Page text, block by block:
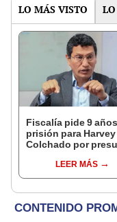
LO MÁS VISTO
Fiscalía pide 9
prisión para Harvey
Colchado por
incompatible y
ideológica
LEER MÁS